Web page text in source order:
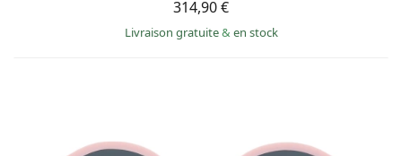
314,90 €
Livraison gratuite& en stock